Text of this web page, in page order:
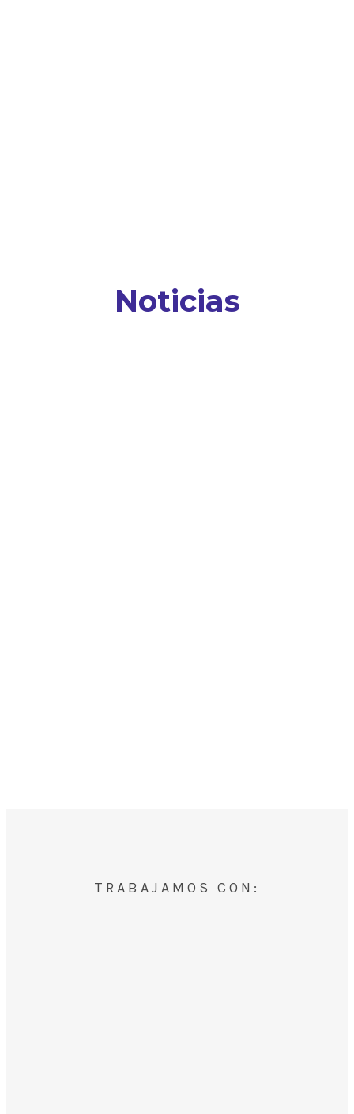
Noticias
TRABAJAMOS CON: